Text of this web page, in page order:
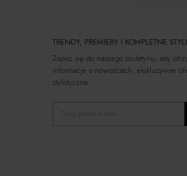
TRENDY, PREMIERY I KOMPLETNE
Zapisz się do naszego biuletynu, aby
informacje o nowościach, ekskluzywne
stylistyczne.